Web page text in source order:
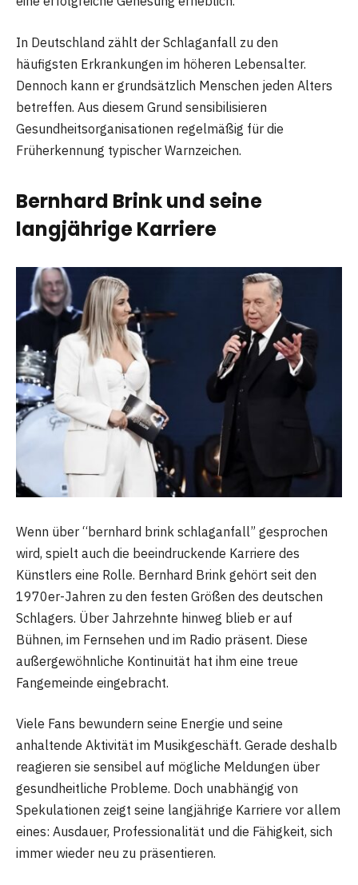
In Deutschland zählt der Schlaganfall zu den
häufigsten Erkrankungen im höheren Lebensalter.
Dennoch kann er grundsätzlich Menschen jeden Alters
betreffen. Aus diesem Grund sensibilisieren
Gesundheitsorganisationen regelmäßig für die
Früherkennung typischer Warnzeichen.
Bernhard Brink und seine
langjährige Karriere
Wenn über “bernhard brink schlaganfall” gesprochen
wird, spielt auch die beeindruckende Karriere des
Künstlers eine Rolle. Bernhard Brink gehört seit den
1970er-Jahren zu den festen Größen des deutschen
Schlagers. Über Jahrzehnte hinweg blieb er auf
Bühnen, im Fernsehen und im Radio präsent. Diese
außergewöhnliche Kontinuität hat ihm eine treue
Fangemeinde eingebracht.
Viele Fans bewundern seine Energie und seine
anhaltende Aktivität im Musikgeschäft. Gerade deshalb
reagieren sie sensibel auf mögliche Meldungen über
gesundheitliche Probleme. Doch unabhängig von
Spekulationen zeigt seine langjährige Karriere vor allem
eines: Ausdauer, Professionalität und die Fähigkeit, sich
immer wieder neu zu präsentieren.